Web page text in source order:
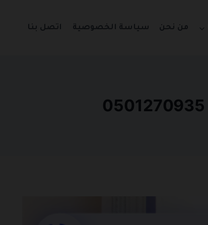
من نحن سياسة الخصوصية اتصل بنا